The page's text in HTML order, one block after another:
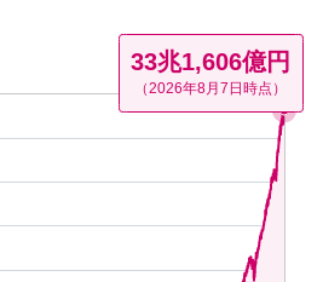
Time. Data ranges from 2009-
（億円）. Data ranges from 4.87
33兆1,606億円
（2026年8月7日時点）